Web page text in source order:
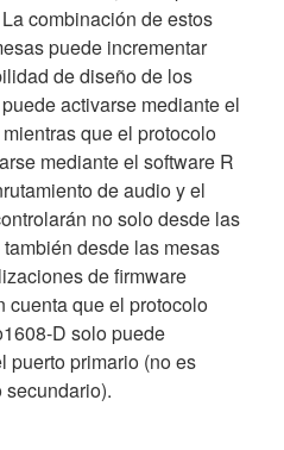
combinación de estos
puede incrementar
de diseño de los
activarse mediante el
que el protocolo
mediante el software R
de audio y el
no solo desde las
desde las mesas
de firmware
cuenta que el protocolo
D solo puede
puerto primario (no es